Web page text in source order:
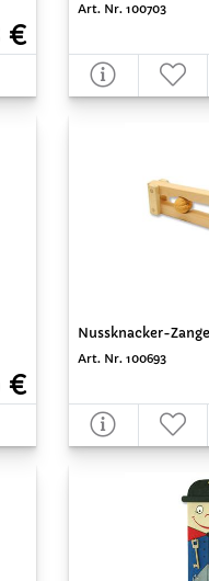
€
Art. Nr. 100703
€
Nussknacker-
Art. Nr. 100693